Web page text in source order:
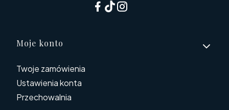
Linki w stopce
Moje konto
Twoje zamówienia
Ustawienia konta
Przechowalnia